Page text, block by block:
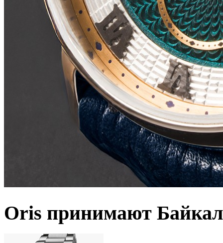
Oris принимают